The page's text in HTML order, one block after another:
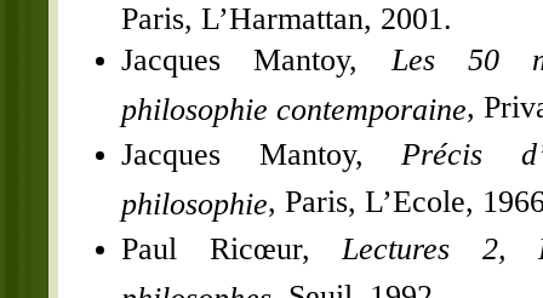
Paris, L’Harmattan, 2001.
Jacques Mantoy,Les 50
philosophie contemporaine,
Jacques Mantoy,Précis
philosophie, Paris, L’Ecole,
Paul Ricœur,Lectures 2,